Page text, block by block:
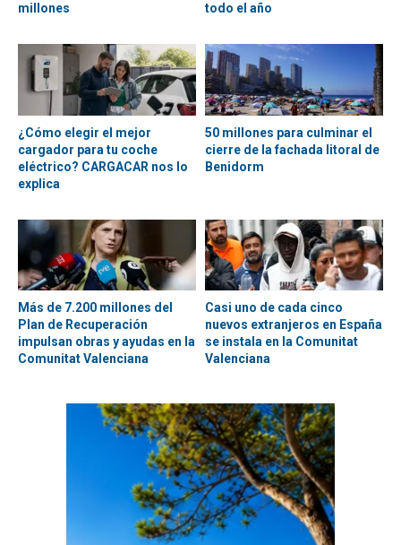
millones
todo el año
¿Cómo elegir el mejor
cargador para tu coche
eléctrico? CARGACAR nos lo
explica
50 millones para culminar el
cierre de la fachada litoral de
Benidorm
Más de 7.200 millones del
Plan de Recuperación
impulsan obras y ayudas en la
Comunitat Valenciana
Casi uno de cada cinco
nuevos extranjeros en España
se instala en la Comunitat
Valenciana